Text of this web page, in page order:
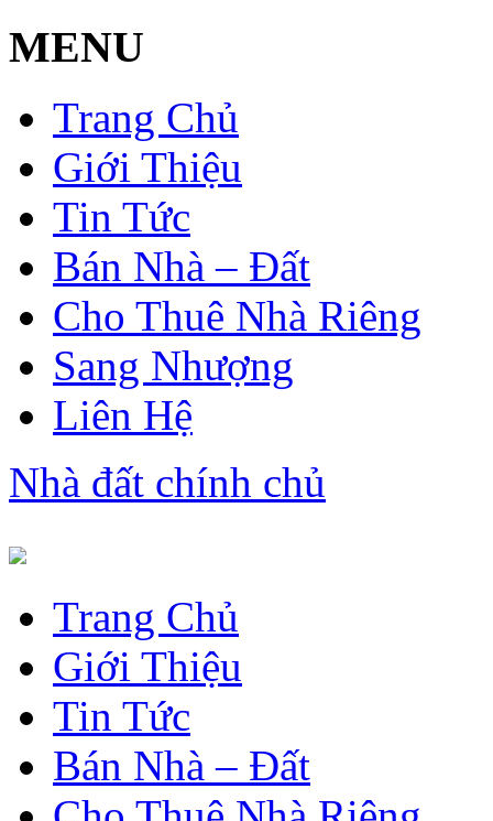
MENU
Trang Chủ
Giới Thiệu
Tin Tức
Bán Nhà – Đất
Cho Thuê Nhà Riêng
Sang Nhượng
Liên Hệ
Nhà đất chính chủ
Trang Chủ
Giới Thiệu
Tin Tức
Bán Nhà – Đất